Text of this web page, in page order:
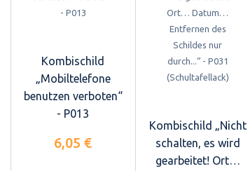
Kombischild
„Mobiltelefone
benutzen verboten“
- P013
6,05 €
Kombischild „Nicht
schalten, es wird
gearbeitet! Ort…